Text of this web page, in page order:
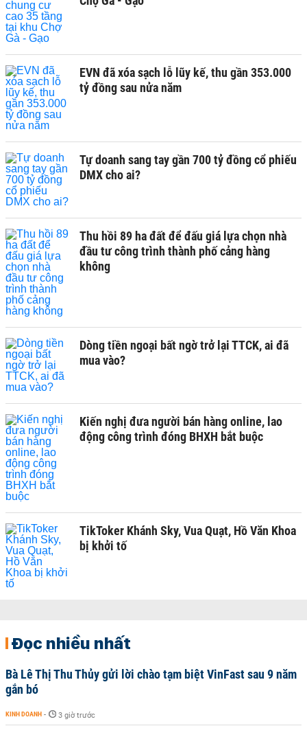
EVN đã xóa sạch lỗ lũy kế, thu gần 353.000
tỷ đồng sau nửa năm
Tự doanh sang tay gần 700 tỷ đồng cổ phiếu
DMX cho ai?
Thu hồi 89 ha đất để đấu giá lựa chọn nhà
đầu tư công trình thành phố cảng hàng
không
Dòng tiền ngoại bất ngờ trở lại TTCK, ai đã
mua vào?
Kiến nghị đưa người bán hàng online, lao
động công trình đóng BHXH bắt buộc
TikToker Khánh Sky, Vua Quạt, Hồ Văn Khoa
bị khởi tố
Đọc nhiều nhất
Bà Lê Thị Thu Thủy gửi lời chào tạm biệt VinFast sau 9 năm
gắn bó
KINH DOANH - 3 giờ trước